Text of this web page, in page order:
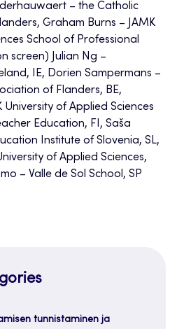
– the Catholic
Graham Burns – JAMK
School of Professional
screen) Julian Ng –
IE, Dorien Sampermans –
of Flanders, BE,
University of Applied Sciences
Education, FI, Saša
Institute of Slovenia, SL,
of Applied Sciences,
– Valle de Sol School, SP
tunnistaminen ja